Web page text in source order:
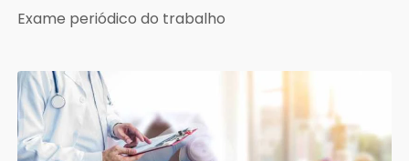
Exame periódico do trabalho